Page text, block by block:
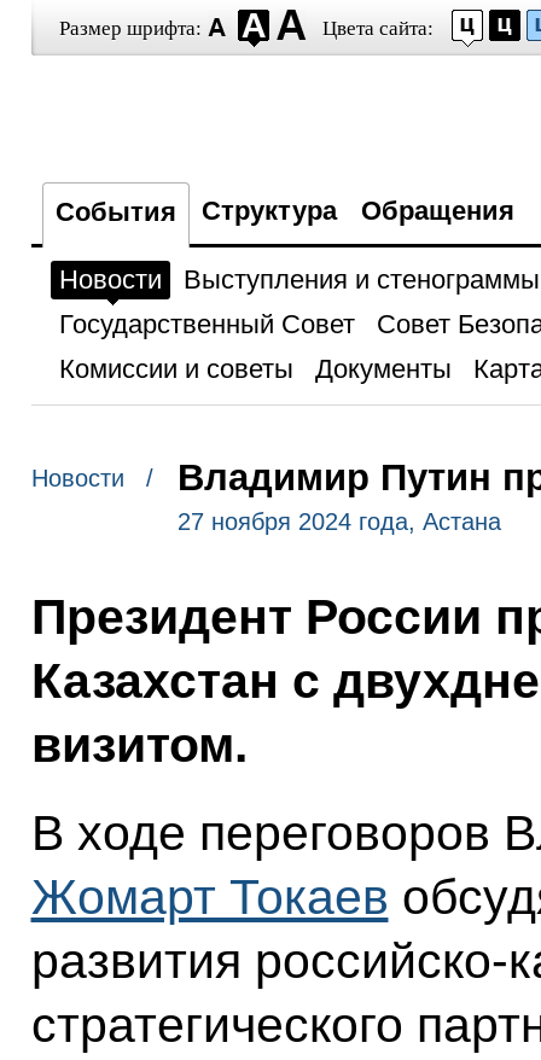
Размер шрифта: Цвета сайта:
События Структура Обращения
Новости
Выступления и стенограммы
Государственный Совет
Совет
Комиссии и советы
Документы
Новости / Владимир Путин
27 ноября 2024 года, Астана
Президент России
Казахстан с
визитом.
В ходе переговоров
Жомарт Токаев
развития российско-
стратегического